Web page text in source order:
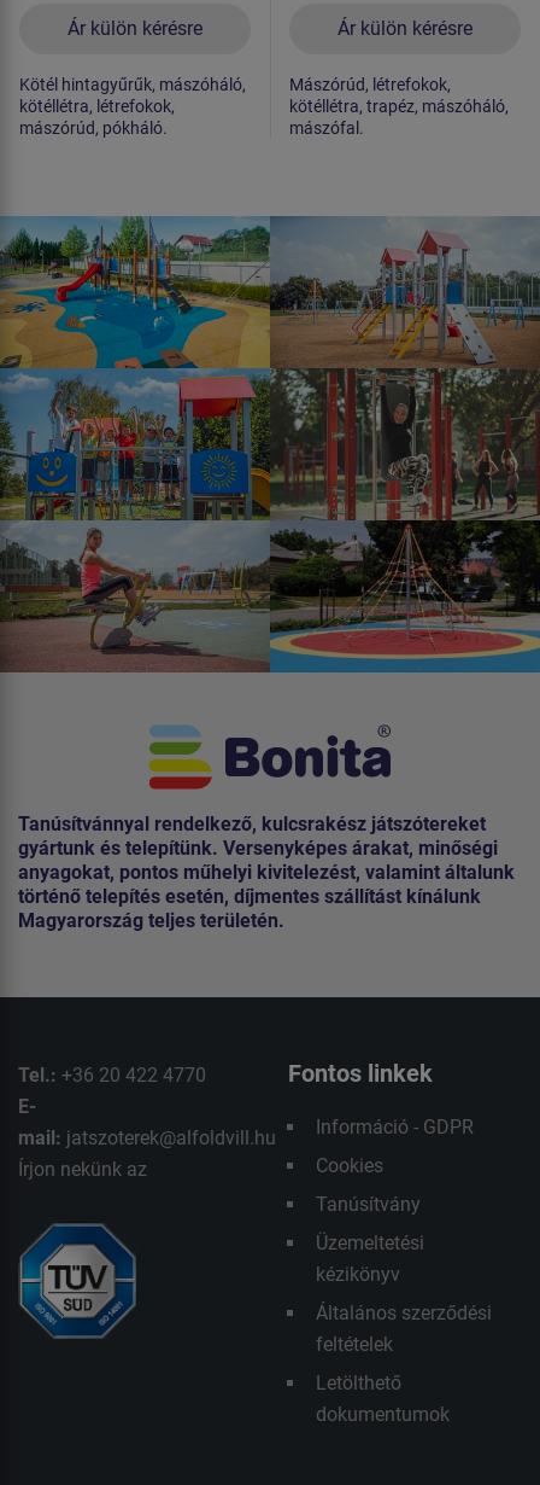
Ár külön kérésre
Kötél hintagyűrűk, mászóháló,
kötéllétra, létrefokok,
mászórúd, pókháló.
Ár külön kérésre
Mászórúd, létrefokok,
kötéllétra, trapéz, mászóháló,
mászófal.
Tanúsítvánnyal rendelkező, kulcsrakész játszótereket
gyártunk és telepítünk. Versenyképes árakat, minőségi
anyagokat, pontos műhelyi kivitelezést, valamint általunk
történő telepítés esetén, díjmentes szállítást kínálunk
Magyarország teljes területén.
Tel.: +36 20 422 4770
E-
mail: jatszoterek@alfoldvill.hu
Írjon nekünk az
Fontos linkek
Információ - GDPR
Cookies
Tanúsítvány
Üzemeltetési
kézikönyv
Általános szerződési
feltételek
Letölthető
dokumentumok